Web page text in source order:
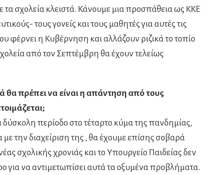
τα σχολεία κλειστά. Κάνουμε μια προσπάθεια ως ΚΚΕ
τους γονείς και τους μαθητές για αυτές τις
φέρνει η Κυβέρνηση και αλλάζουν ριζικά το τοπίο
από τον Σεπτέμβρη θα έχουν τελείως
θα πρέπει να είναι η απάντηση από τους
περίοδο στο τέταρτο κύμα της πανδημίας,
την διαχείριση της , θα έχουμε επίσης σοβαρά
σχολικής χρονιάς και το Υπουργείο Παιδείας δεν
για να αντιμετωπίσει αυτά τα οξυμένα προβλήματα.